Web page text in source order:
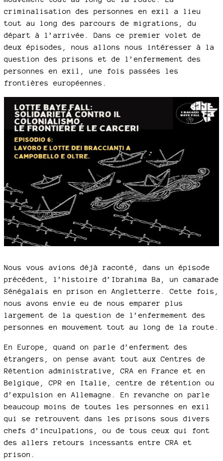
criminalisation des personnes en exil a lieu
tout au long des parcours de migrations, du
départ à l’arrivée. Dans ce premier volet de
deux épisodes, nous allons nous intéresser à la
question des prisons et de l’enfermement des
personnes en exil, une fois passées les
frontières européennes.
Nous vous avions déjà raconté, dans un épisode
précédent, l’histoire d’Ibrahima Ba, un camarade
Sénégalais en prison en Angletterre. Cette fois,
nous avons envie eu de nous emparer plus
largement de la question de l’enfermement des
personnes en mouvement tout au long de la route.
En Europe, quand on parle d’enferment des
étrangers, on pense avant tout aux Centres de
Rétention administrative, CRA en France et en
Belgique, CPR en Italie, centre de rétention ou
d’expulsion en Allemagne. En revanche on parle
beaucoup moins de toutes les personnes en exil
qui se retrouvent dans les prisons sous divers
chefs d’inculpations, ou de tous ceux qui font
des allers retours incessants entre CRA et
prison.